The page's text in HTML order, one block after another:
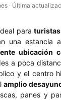
· Última
paraturistas
una estancia
ubicación
a poca
y el centro
amplio
panes y